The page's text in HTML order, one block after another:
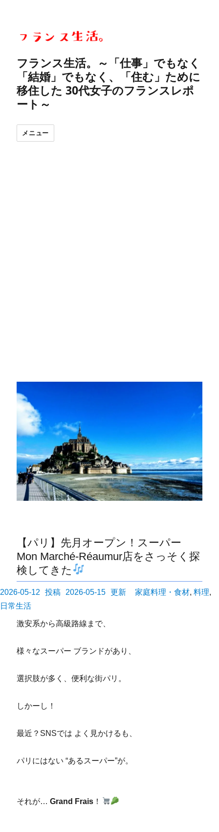
フランス生活。～「仕事」でもなく
「結婚」でもなく、「住む」ために
移住した 30代女子のフランスレポ
ート～
メニュー
【パリ】先月オープン！スーパー
Mon Marché-Réaumur店をさっそく探
検してきた
投
稿
2026-05-12 2026-05-15
カ
家庭料理・食材, 料理,
日常生活
激安系から高級路線まで、
様々なスーパー ブランドがあり、
選択肢が多く、便利な街パリ。
しかーし！
最近？SNSでは よく見かけるも、
パリにはない “あるスーパー”が。
それが…Grand Frais ！